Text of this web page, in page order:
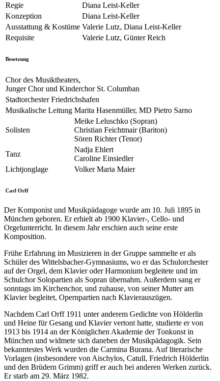
Regie
Diana Leist-Keller
Konzeption
Diana Leist-Keller
Ausstattung & Kostüme Valerie Lutz, Diana Leist-Keller
Requisite
Valerie Lutz, Günter Reich
Besetzung
Chor des Musiktheaters,
Junger Chor und Kinderchor St. Columban
Stadtorchester Friedrichshafen
Musikalische Leitung Marita Hasenmüller, MD Pietro Sarno
Solisten
Meike Leluschko (Sopran)
Christian Feichtmair (Bariton)
Sören Richter (Tenor)
Tanz
Nadja Ehlert
Caroline Einsiedler
Lichtjonglage
Volker Maria Maier
Carl Orff
Der Komponist und Musikpädagoge wurde am 10. Juli 1895 in
München geboren. Er erhielt ab 1900 Klavier-, Cello- und
Orgelunterricht. In diesem Jahr erschien auch seine erste
Komposition.
Frühe Erfahrung im Musizieren in der Gruppe sammelte er als
Schüler des Wittelsbacher-Gymnasiums, wo er das Schulorchester
auf der Orgel, dem Klavier oder Harmonium begleitete und im
Schulchor Solopartien als Sopran übernahm. Außerdem sang er
sonntags im Kirchenchor, und zuhause, von seiner Mutter am
Klavier begleitet, Opernpartien nach Klavierauszügen.
Nachdem Carl Orff 1911 unter anderem Gedichte von Hölderlin
und Heine für Gesang und Klavier vertont hatte, studierte er von
1913 bis 1914 an der Königlichen Akademie der Tonkunst in
München und widmete sich daneben der Musikpädagogik. Sein
bekanntestes Werk wurden die Carmina Burana. Auf literarische
Vorlagen (insbesondere von Aischylos, Catull, Friedrich Hölderlin
und den Brüdern Grimm) griff er auch bei anderen Werken zurück.
Er starb am 29. März 1982.